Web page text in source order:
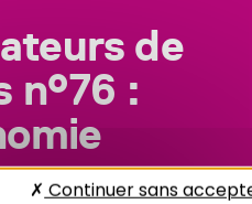
de
n°76 :
Continuer sans